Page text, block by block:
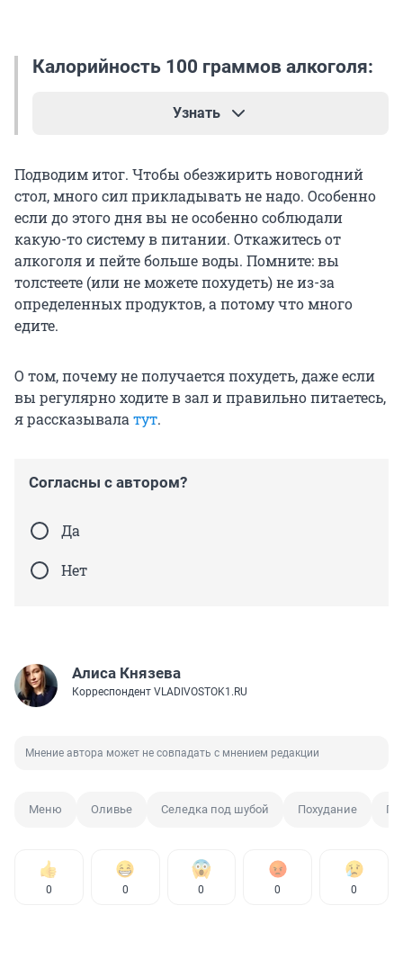
Калорийность 100 граммов алкоголя:
Узнать
пиво — 45–105 ккал;
вино красное — 75–80 ккал;
вино белое — 65–70 ккал;
вино игристое — 88–109 ккал;
вермут — 160–200 ккал;
водка — 230–280 ккал.
Подводим итог. Чтобы обезжирить новогодний
стол, много сил прикладывать не надо. Особенно
если до этого дня вы не особенно соблюдали
какую-то систему в питании. Откажитесь от
алкоголя и пейте больше воды. Помните: вы
толстеете (или не можете похудеть) не из-за
определенных продуктов, а потому что много
едите.
О том, почему не получается похудеть, даже если
вы регулярно ходите в зал и правильно питаетесь,
я рассказывала тут.
Согласны с автором?
Да
Нет
Алиса Князева
Корреспондент VLADIVOSTOK1.RU
Мнение автора может не совпадать с мнением редакции
Меню Оливье Селедка под шубой Похудание
0 0 0 0 0